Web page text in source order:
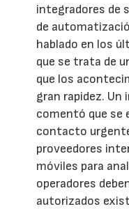
integradores de
de
hablado en los
que se trata de
que los
gran rapidez.
comentó que se
contacto
proveedores
móviles para
operadores
autorizados